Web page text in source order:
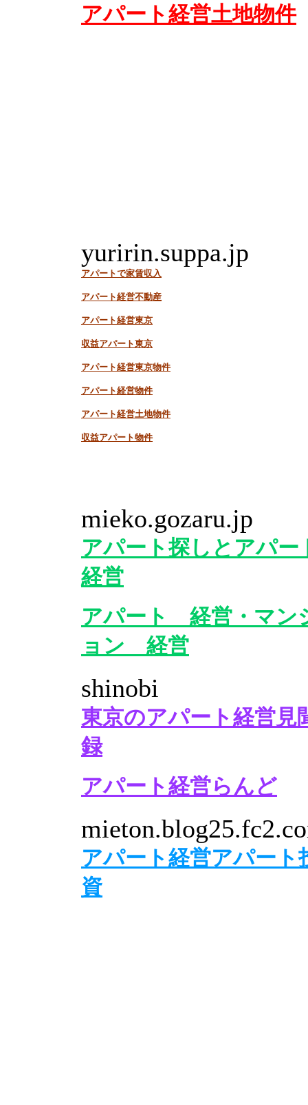
アパート経営土地物件
yuririn.suppa.jp
アパートで家賃収入
アパート経営不動産
アパート経営東京
収益アパート東京
アパート経営東京物件
アパート経営物件
アパート経営土地物件
収益アパート物件
mieko.gozaru.jp
アパート探しとアパー
経営
アパート 経営・マン
ョン 経営
shinobi
東京のアパート経営見
録
アパート経営らんど
アパート経営アパート
資